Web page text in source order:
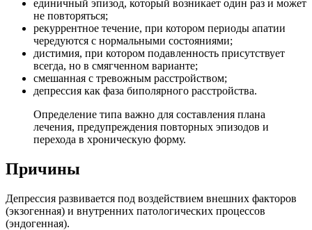
единичный эпизод, который возникает один раз и может
не повторяться;
рекуррентное течение, при котором периоды апатии
чередуются с нормальными состояниями;
дистимия, при котором подавленность присутствует
всегда, но в смягченном варианте;
смешанная с тревожным расстройством;
депрессия как фаза биполярного расстройства.
Определение типа важно для составления плана
лечения, предупреждения повторных эпизодов и
перехода в хроническую форму.
Причины
Депрессия развивается под воздействием внешних факторов
(экзогенная) и внутренних патологических процессов
(эндогенная).